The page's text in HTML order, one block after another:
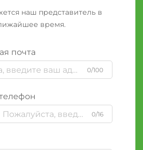
наш представитель в
время.
почта
0/100
0/16